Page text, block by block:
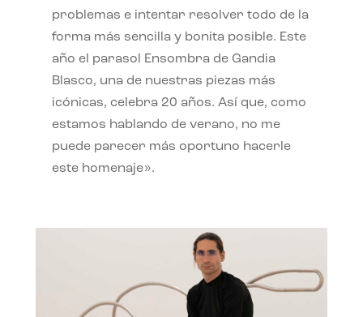
problemas e intentar resolver todo de la
forma más sencilla y bonita posible. Este
año el parasol Ensombra de Gandia
Blasco, una de nuestras piezas más
icónicas, celebra 20 años. Así que, como
estamos hablando de verano, no me
puede parecer más oportuno hacerle
este homenaje».